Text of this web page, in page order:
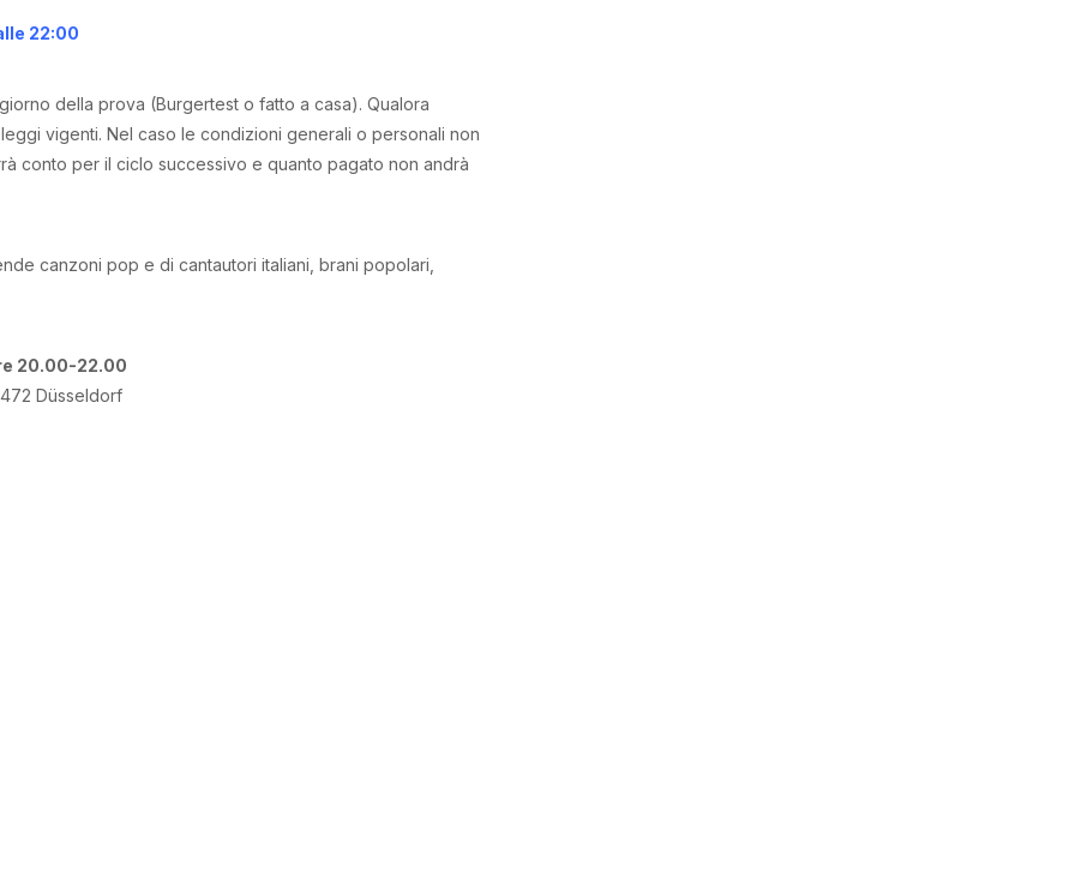
22:00
della prova (Burgertest o fatto a casa). Qualora
vigenti. Nel caso le condizioni generali o personali non
conto per il ciclo successivo e quanto pagato non andrà
canzoni pop e di cantautori italiani, brani popolari,
20.00-22.00
Düsseldorf